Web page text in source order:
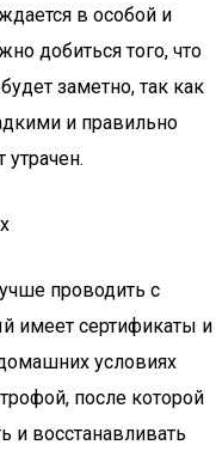
в особой и
добиться того, что
заметно, так как
и правильно
проводить с
имеет сертификаты и
условиях
после которой
и восстанавливать